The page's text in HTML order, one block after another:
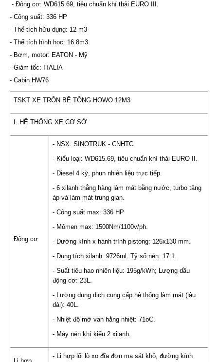
- Động cơ: WD615.69, tiêu chuẩn khí thải EURO III.
- Công suất: 336 HP
- Thể tích hữu dụng: 12 m3
- Thể tích hình học: 16.8m3
- Bơm, motor: EATON - Mỹ
- Giảm tốc: ITALIA
- Cabin HW76
TSKT XE TRỘN BÊ TÔNG HOWO 12M3
I. HỆ THỐNG XE CƠ SỞ
Động cơ
- NSX: SINOTRUK - CNHTC
- Kiểu loại: WD615.69, tiêu chuẩn khí thải EURO II.
- Diesel 4 kỳ, phun nhiên liệu trực tiếp.
- 6 xilanh thẳng hàng làm mát bằng nước, turbo tăng
áp và làm mát trung gian.
- Công suất max: 336 HP
- Mômen max: 1500Nm/1100v/ph.
- Đường kính x hành trình pistong: 126x130 mm.
- Dung tích xilanh: 9726ml. Tỷ số nén: 17:1.
- Suất tiêu hao nhiên liệu: 195g/kWh; Lượng dầu
động cơ: 23L.
- Lượng dung dịch cung cấp hệ thống làm mát (lâu
dài): 40L.
- Nhiệt độ mở van hằng nhiệt: 71oC.
- Máy nén khí kiểu 2 xilanh.
- Li hợp lõi lò xo đĩa đơn ma sát khô, đường kính